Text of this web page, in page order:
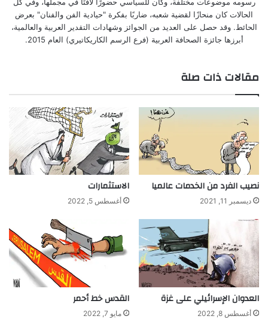
الحالات كان منحازًا لقضية شعبه، ضاربًا بفكرة "حيادية الفن والفنان" بعرض
الحائط. وقد حصل على العديد من الجوائز وشهادات التقدير العربية والعالمية،
أبرزها جائزة الصحافة العربية (فرع الرسم الكاريكاتيري) العام 2015.
مقالات ذات صلة
نصيب الفرد من الخدمات عالميا
ديسمبر 11, 2021
الاستثمارات
أغسطس 5, 2022
العدوان الإسرائيلي على غزة
أغسطس 8, 2022
القدس خط أحمر
مايو 7, 2022